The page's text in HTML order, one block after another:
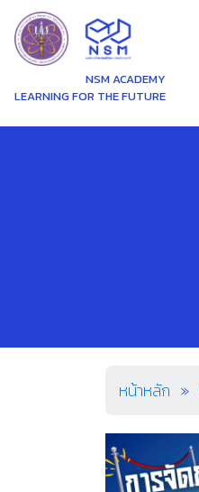
NSM ACADEMY
LEARNING FOR THE FUTURE
หน้าหลัก